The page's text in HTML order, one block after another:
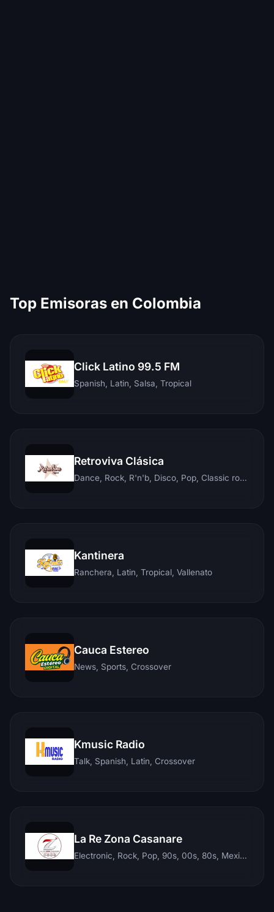
Top Emisoras en Colombia
Click Latino 99.5 FM
Spanish, Latin, Salsa, Tropical
Retroviva Clásica
Dance, Rock, R'n'b, Disco, Pop, Classic rock, Techno, Reggae
Kantinera
Ranchera, Latin, Tropical, Vallenato
Cauca Estereo
News, Sports, Crossover
Kmusic Radio
Talk, Spanish, Latin, Crossover
La Re Zona Casanare
Electronic, Rock, Pop, 90s, 00s, 80s, Mexican, Ranchera, Reggaeton, Instrumental, Salsa, Merengue, Tropical, Romantic, Vallenato, Llanera